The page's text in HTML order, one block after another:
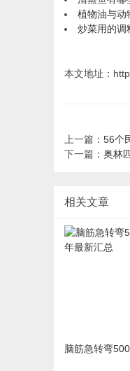
植物油与动
炒菜用的调
本文地址：
上一篇： 56个
下一篇： 奥林
相关文章
脑筋急转弯